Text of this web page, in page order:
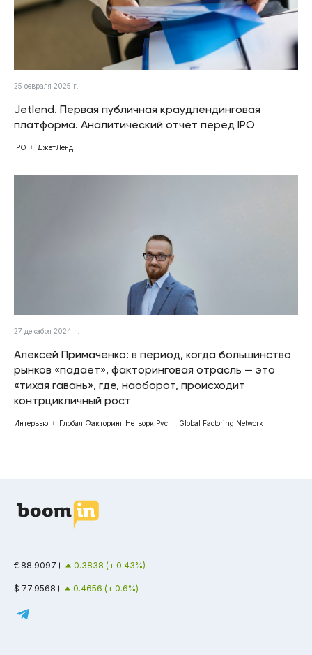
25 февраля 2025 г.
Jetlend. Первая публичная краудлендинговая
платформа. Аналитический отчет перед IPO
IPO ДжетЛенд
27 декабря 2024 г.
Алексей Примаченко: в период, когда большинство
рынков «падает», факторинговая отрасль — это
«тихая гавань», где, наоборот, происходит
контрцикличный рост
Интервью Глобал Факторинг Нетворк Рус Global Factoring Network
€ 88.9097 0.3838 (+ 0.43%)
$ 77.9568 0.4656 (+ 0.6%)